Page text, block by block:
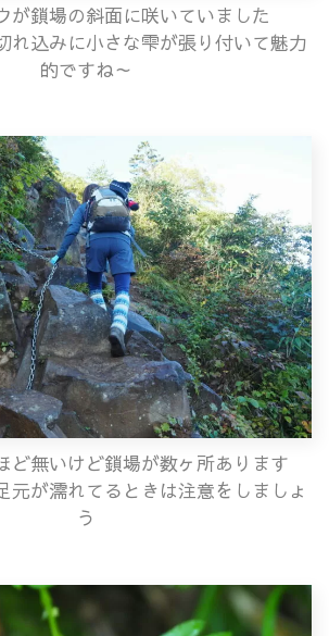
が鎖場の斜面に咲いていました
れ込みに小さな雫が張り付いて魅力
的ですね～
ど無いけど鎖場が数ヶ所あります
元が濡れてるときは注意をしましょ
う